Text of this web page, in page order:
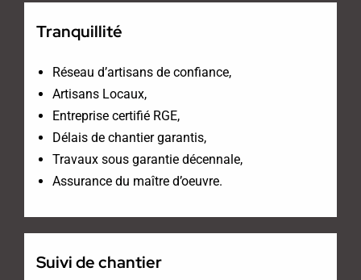
Tranquillité
Réseau d’artisans de confiance,
Artisans Locaux,
Entreprise certifié RGE,
Délais de chantier garantis,
Travaux sous garantie décennale,
Assurance du maître d’oeuvre.
Suivi de chantier